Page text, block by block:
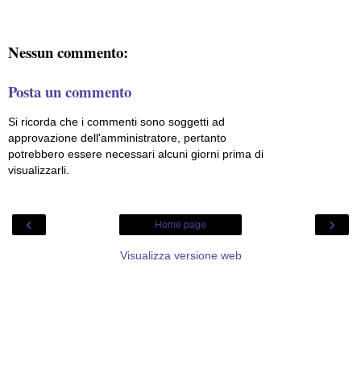
Nessun commento:
Posta un commento
Si ricorda che i commenti sono soggetti ad
approvazione dell'amministratore, pertanto
potrebbero essere necessari alcuni giorni prima di
visualizzarli.
‹ ›
Home page
Visualizza versione web